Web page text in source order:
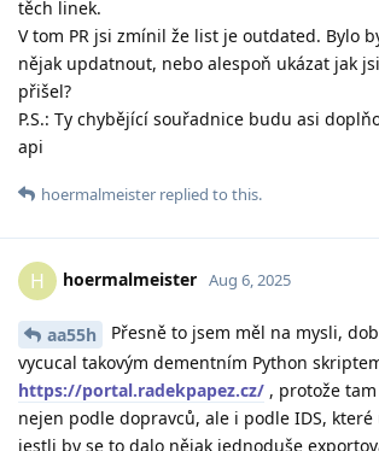
těch linek.
V tom PR jsi zmínil že list je outdated. Bylo
nějak updatnout, nebo alespoň ukázat jak
přišel?
P.S.: Ty chybějící souřadnice budu asi
api
hoermalmeister replied to this.
H hoermalmeister Aug 6, 2025
aa55h
Přesně to jsem měl na mysli,
vycucal takovým dementním Python
https://portal.radekpapez.cz/ , protože
nejen podle dopravců, ale i podle IDS, které
jestli by se to dalo nějak jednoduše